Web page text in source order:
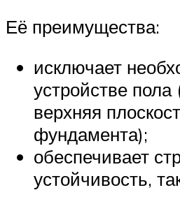
Её преимущества:
исключает
устройстве пола
верхняя
фундамента);
обеспечивает
устойчивость,